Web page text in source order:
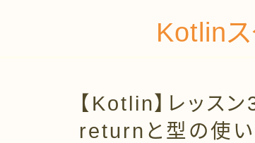
Kotlin
【Kotlin】レッス
returnと型の使